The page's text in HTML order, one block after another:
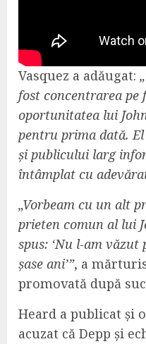
Vasquez a adăugat:
fost concentrarea pe
oportunitatea lui
pentru prima dată.
și publicului larg
întâmplat cu
„Vorbeam cu un alt
prieten comun al lui
spus: ‘Nu l-am văzut
șase ani’”, a
promovată după
Heard a publicat și
acuzat că Depp și